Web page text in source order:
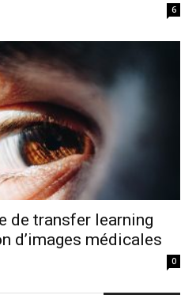
6
de transfer learning
d’images médicales
0